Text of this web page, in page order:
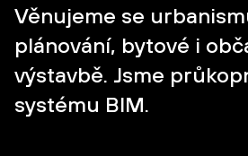
Věnujeme se
plánování, bytové i
výstavbě. Jsme
systému BIM.